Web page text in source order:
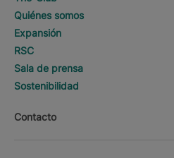
Quiénes somos
Expansión
RSC
Sala de prensa
Sostenibilidad
Contacto